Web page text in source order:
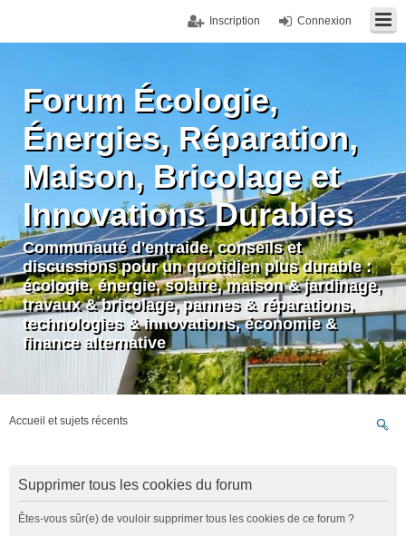
Connexion
Inscription
Forum Écologie,
Énergies, Réparation,
Maison, Bricolage et
Innovations Durables
Communauté d'entraide, conseils et
discussions pour un quotidien plus durable :
écologie, énergie, solaire, maison & jardinage,
travaux & bricolage, pannes & réparations,
technologies & innovations, économie &
finance alternative
Accueil et sujets récents
Supprimer tous les cookies du forum
Êtes-vous sûr(e) de vouloir supprimer tous les cookies de ce forum ?